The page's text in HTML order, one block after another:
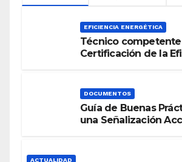
EFICIENCIA ENERGÉTICA
Técnico competente
Certificación de la
DOCUMENTOS
Guía de Buenas
una Señalización
ACTUALIDAD